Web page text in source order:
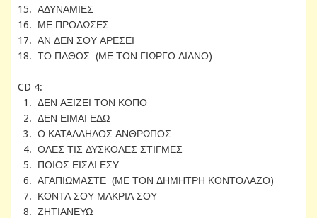
15. ΑΔΥΝΑΜΙΕΣ
16. ΜΕ ΠΡΟΔΩΣΕΣ
17. ΑΝ ΔΕΝ ΣΟΥ ΑΡΕΣΕΙ
18. ΤΟ ΠΑΘΟΣ (ΜΕ ΤΟΝ ΓΙΩΡΓΟ ΛΙΑΝΟ)
CD 4:
1. ΔΕΝ ΑΞΙΖΕΙ ΤΟΝ ΚΟΠΟ
2. ΔΕΝ ΕΙΜΑΙ ΕΔΩ
3. Ο ΚΑΤΑΛΛΗΛΟΣ ΑΝΘΡΩΠΟΣ
4. ΟΛΕΣ ΤΙΣ ΔΥΣΚΟΛΕΣ ΣΤΙΓΜΕΣ
5. ΠΟΙΟΣ ΕΙΣΑΙ ΕΣΥ
6. ΑΓΑΠΙΩΜΑΣΤΕ (ΜΕ ΤΟΝ ΔΗΜΗΤΡΗ ΚΟΝΤΟΛΑΖΟ)
7. ΚΟΝΤΑ ΣΟΥ ΜΑΚΡΙΑ ΣΟΥ
8. ΖΗΤΙΑΝΕΥΩ